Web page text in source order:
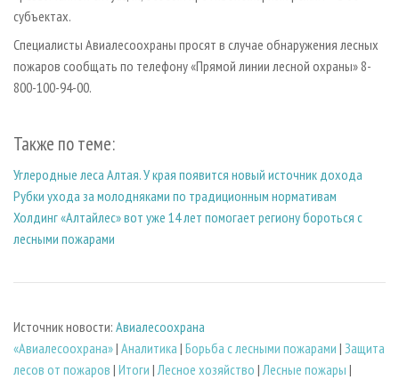
субъектах.
Специалисты Авиалесоохраны просят в случае обнаружения лесных
пожаров сообщать по телефону «Прямой линии лесной охраны» 8-
800-100-94-00.
Также по теме:
Углеродные леса Алтая. У края появится новый источник дохода
Рубки ухода за молодняками по традиционным нормативам
Холдинг «Алтайлес» вот уже 14 лет помогает региону бороться с
лесными пожарами
Источник новости: Авиалесоохрана
«Авиалесоохрана»| Аналитика | Борьба с лесными пожарами | Защита
лесов от пожаров | Итоги | Лесное хозяйство | Лесные пожары |